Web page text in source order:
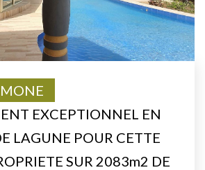
EXCEPTIONNEL EN
LAGUNE POUR CETTE
SUR 2083m2 DE